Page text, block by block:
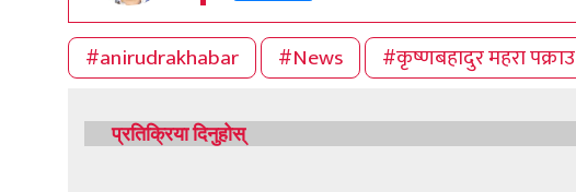
#anirudrakhabar #News #कृष्णबहादुर महरा पक्राउ
प्रतिक्रिया दिनुहोस्